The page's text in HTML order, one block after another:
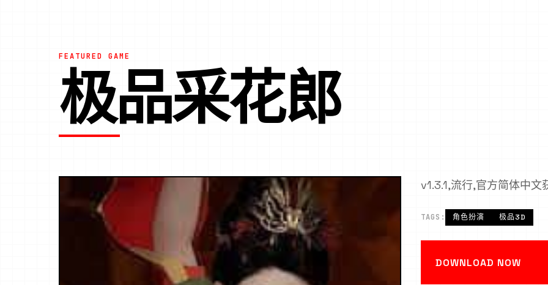
FEATURED GAME
极品采花郎
v1.3.1,流行,官方简体中文
TAGS: 角色扮演 极品3D
DOWNLOAD NOW